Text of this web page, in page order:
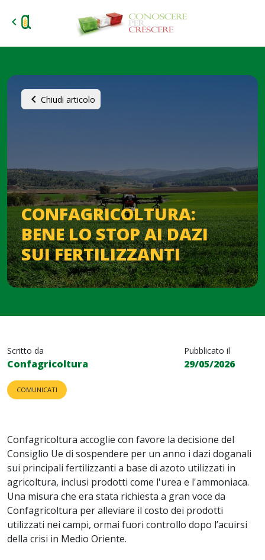
chevron_left
chevron_left Chiudi articolo
CONFAGRICOLTURA:
BENE LO STOP AI DAZI
SUI FERTILIZZANTI
Scritto da
Confagricoltura
Pubblicato il
29/05/2026
COMUNICATI
Confagricoltura accoglie con favore la decisione del
Consiglio Ue di sospendere per un anno i dazi doganali
sui principali fertilizzanti a base di azoto utilizzati in
agricoltura, inclusi prodotti come l'urea e l'ammoniaca.
Una misura che era stata richiesta a gran voce da
Confagricoltura per alleviare il costo dei prodotti
utilizzati nei campi, ormai fuori controllo dopo l’acuirsi
della crisi in Medio Oriente.